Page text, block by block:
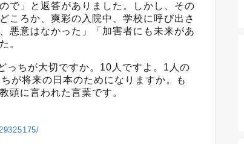
で」と返答がありました。しかし、その
ころか、爽彩の入院中、学校に呼び出さ
悪意はなかった」「加害者にも未来があ
。
っちが大切ですか。10人ですよ。1人の
が将来の日本のためになりますか。も
頭に言われた言葉です。